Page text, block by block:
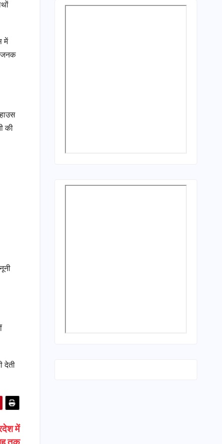
में
की
देती
में